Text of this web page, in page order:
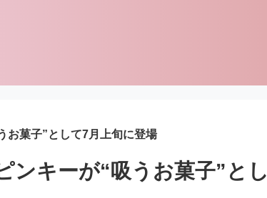
菓子”として7月上旬に登場
キーが“吸うお菓子”とし